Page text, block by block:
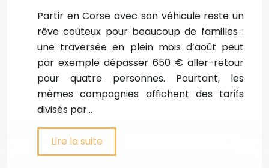
Partir en Corse avec son véhicule reste un
rêve coûteux pour beaucoup de familles :
une traversée en plein mois d’août peut
par exemple dépasser 650 € aller-retour
pour quatre personnes. Pourtant, les
mêmes compagnies affichent des tarifs
divisés par…
Lire la suite